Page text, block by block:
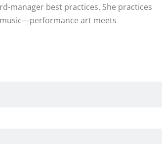
manager best practices. She practices
art meets